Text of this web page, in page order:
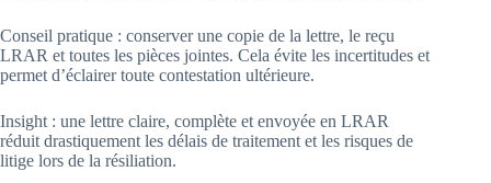
Conseil pratique : conserver une copie de la lettre, le reçu
LRAR et toutes les pièces jointes. Cela évite les incertitudes et
permet d’éclairer toute contestation ultérieure.
Insight : une lettre claire, complète et envoyée en LRAR
réduit drastiquement les délais de traitement et les risques de
litige lors de la résiliation.